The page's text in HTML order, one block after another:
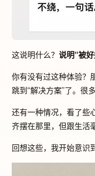
这说明什么？ 说明“被
你有没有过这种体验？
跳到“解决方案”了。很
还有一种情况，看了些
齐摆在那里，但跟生活
回想这些，我开始意识